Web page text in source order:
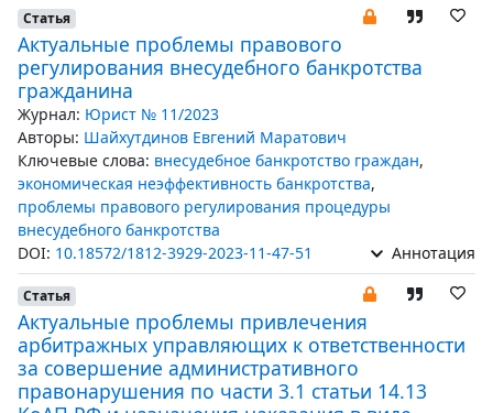
Статья
Актуальные проблемы правового
регулирования внесудебного банкротства
гражданина
Журнал: Юрист № 11/2023
Авторы: Шайхутдинов Евгений Маратович
Ключевые слова: внесудебное банкротство граждан,
экономическая неэффективность банкротства,
проблемы правового регулирования процедуры
внесудебного банкротства
DOI: 10.18572/1812-3929-2023-11-47-51 Аннотация
Статья
Актуальные проблемы привлечения
арбитражных управляющих к ответственности
за совершение административного
правонарушения по части 3.1 статьи 14.13